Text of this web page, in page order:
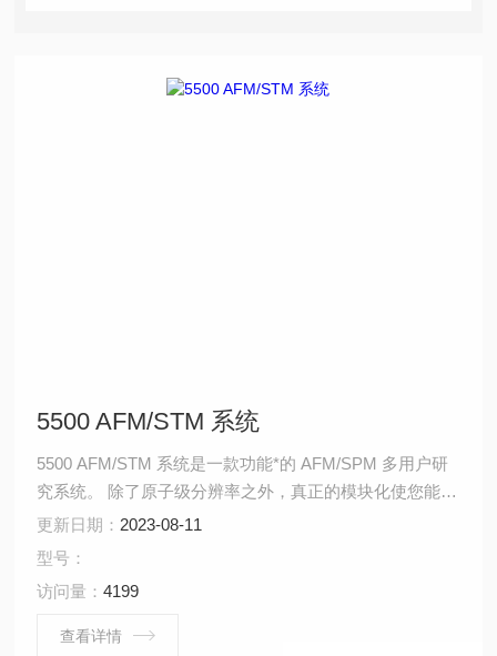
5500 AFM/STM 系统
5500 AFM/STM 系统是一款功能*的 AFM/SPM 多用户研
究系统。 除了原子级分辨率之外，真正的模块化使您能够
根据需要添加增强功能的选项。该系统的智能设计允许简
单地集成多种成像模式和易于使用的特定应用样品处理
寸，均具有出色的线性度和准确性。
更新日期： 2023-08-11
型号：
访问量：4199
查看详情